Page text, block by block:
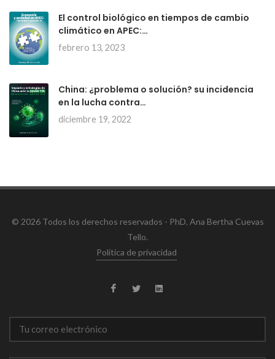
El control biológico en tiempos de cambio
climático en APEC:…
febrero 13, 2023
China: ¿problema o solución? su incidencia
en la lucha contra…
diciembre 19, 2022
© 2026 Todos los derechos reservados - PhD. Ana Bertha Cuevas
Tello.
Política de privacidad